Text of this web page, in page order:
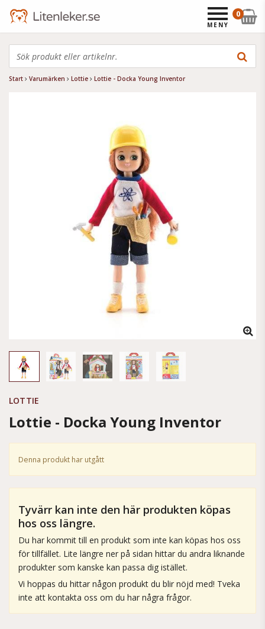
Start Varumärken Lottie Lottie - Docka Young Inventor
LOTTIE
Lottie - Docka Young Inventor
Denna produkt har utgått
Tyvärr kan inte den här produkten köpas
hos oss längre.
Du har kommit till en produkt som inte kan köpas hos oss
för tillfället. Lite längre ner på sidan hittar du andra liknande
produkter som kanske kan passa dig istället.
Vi hoppas du hittar någon produkt du blir nöjd med! Tveka
inte att kontakta oss om du har några frågor.
0
MENY